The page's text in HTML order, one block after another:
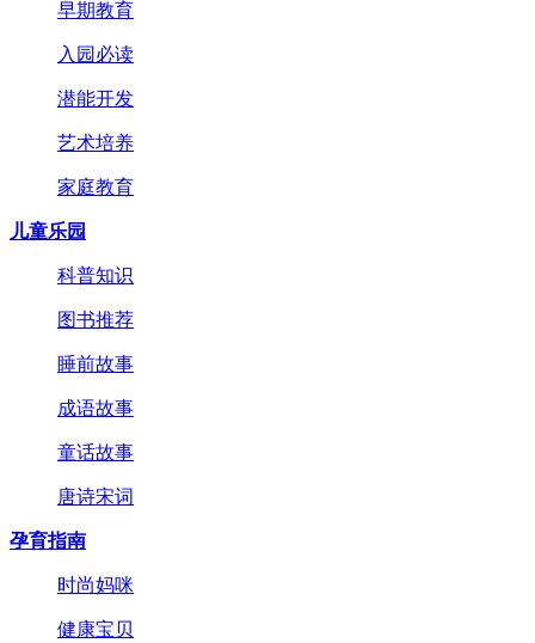
早期教育
入园必读
潜能开发
艺术培养
家庭教育
儿童乐园
科普知识
图书推荐
睡前故事
成语故事
童话故事
唐诗宋词
孕育指南
时尚妈咪
健康宝贝